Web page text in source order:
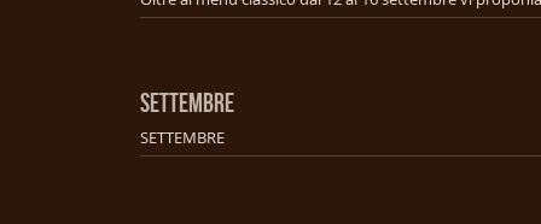
SETTEMBRE
SETTEMBRE